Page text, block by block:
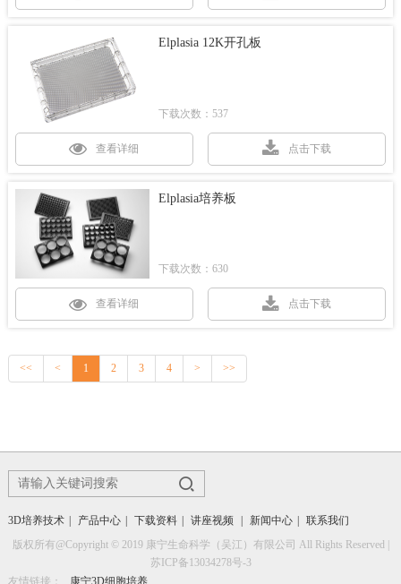
Elplasia 12K开孔板
下载次数：537
查看详细 点击下载
Elplasia培养板
下载次数：630
查看详细 点击下载
<< < 1 2 3 4 > >>
3D培养技术 产品中心 下载资料 讲座视频 新闻中心
联系我们
版权所有@Copyright © 2019 康宁生命科学（吴江）有限公司 All Rights Reserved |
苏ICP备13034278号-3
友情链接：
康宁3D细胞培养